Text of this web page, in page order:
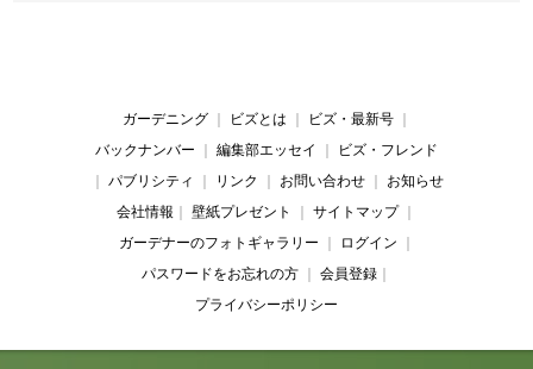
ガーデニング｜ ビズとは ビズ・最新号｜
バックナンバー
編集部エッセイ
ビズ・フレンド
パブリシティ リンク お問い合わせ｜
お知らせ
会社情報
壁紙プレゼント サイトマップ｜
ガーデナーのフォトギャラリー
ログイン
パスワードをお忘れの方
会員登録
プライバシーポリシー